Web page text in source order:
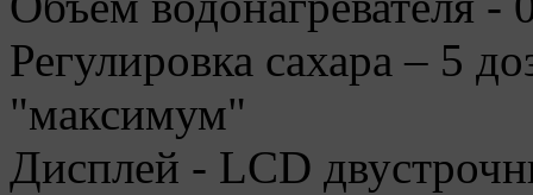
Регулировка сахара – 5
"максимум"
Дисплей - LCD